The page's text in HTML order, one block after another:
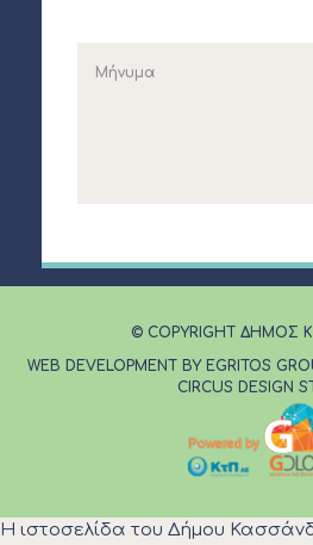
© COPYRIGHT ΔΗΜΟΣ
WEB DEVELOPMENT BY EGRITOS
CIRCUS DESIGN
Η ιστοσελίδα του Δήμου